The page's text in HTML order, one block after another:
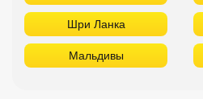
Шри Ланка
Мальдивы